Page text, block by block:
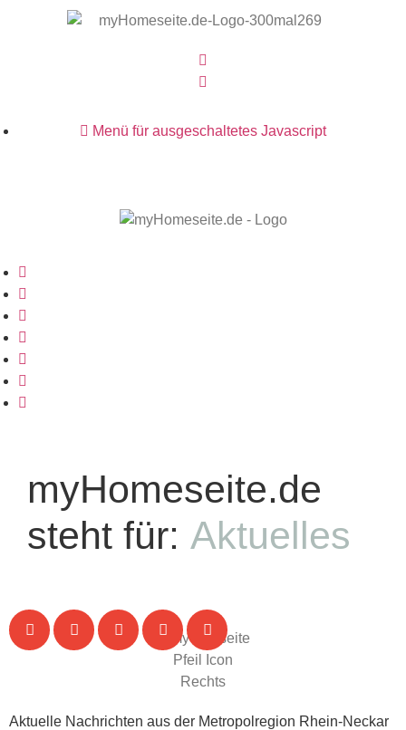
Menü für ausgeschaltetes Javascript
myHomeseite.de
steht für: Aktuelles
Aktuelle Nachrichten aus der Metropolregion Rhein-Neckar